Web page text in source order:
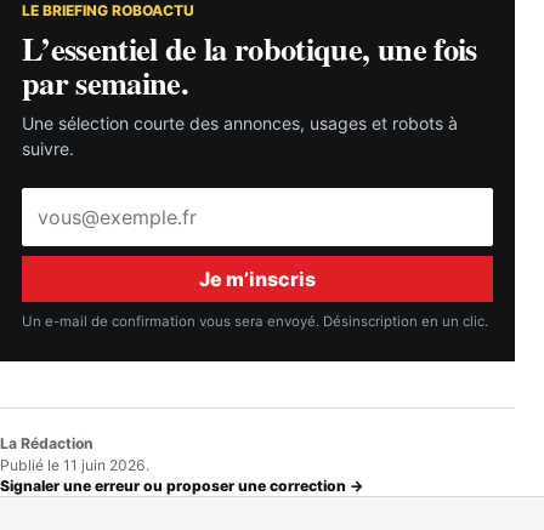
LE BRIEFING ROBOACTU
L’essentiel de la robotique, une fois
par semaine.
Une sélection courte des annonces, usages et robots à
suivre.
mail
Je m’inscris
Un e-mail de confirmation vous sera envoyé. Désinscription en un clic.
La Rédaction
Publié le 11 juin 2026.
Signaler une erreur ou proposer une correction →